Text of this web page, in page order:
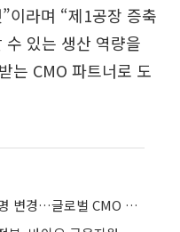
이라며 “제1공장 증축
있는 생산 역량을
는 CMO 파트너로 도
에스티젠바이오, ‘비티젠’으로 사명 변경…글로벌 CMO 도약